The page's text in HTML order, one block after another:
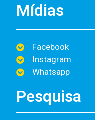
Mídias
Facebook
Instagram
Whatsapp
Pesquisa